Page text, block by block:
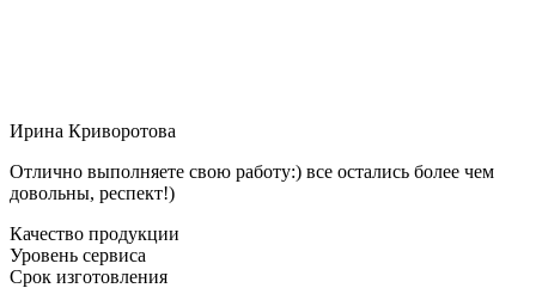
Ирина Криворотова
Отлично выполняете свою работу:) все остались более чем
довольны, респект!)
Качество продукции
Уровень сервиса
Срок изготовления